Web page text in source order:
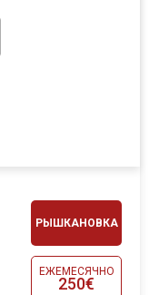
РЫШКАНОВКА
ЕЖЕМЕСЯЧНО
250€